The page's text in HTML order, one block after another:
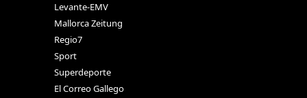
Levante-EMV
Mallorca Zeitung
Regio7
Sport
Superdeporte
El Correo Gallego